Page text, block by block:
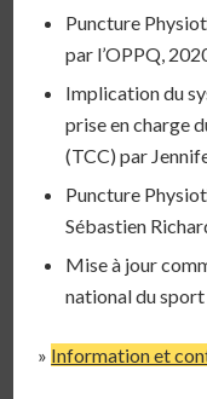
Puncture
par l’OPPQ,
Implication du
prise en charge
(TCC) par
Puncture
Sébastien
Mise à jour
national du
» Information et